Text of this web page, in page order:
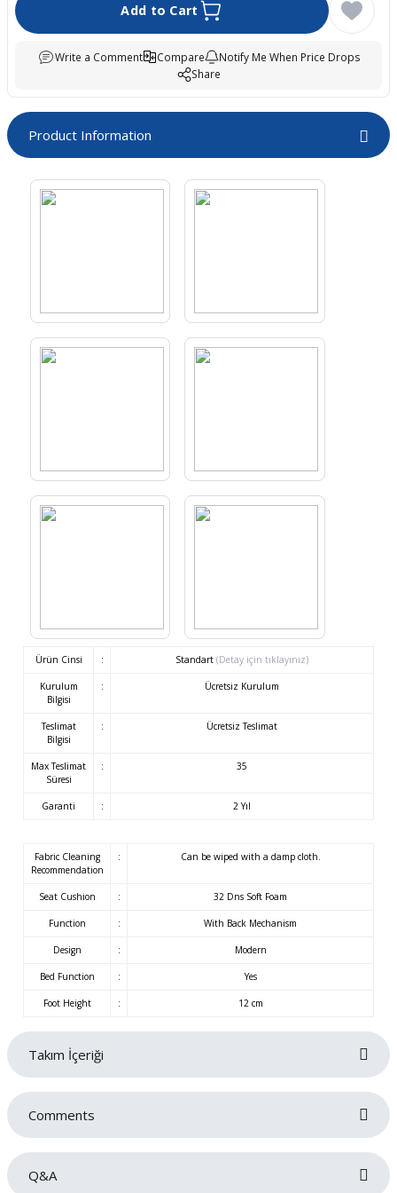
Add to Cart
Write a Comment Compare
Notify Me When Price Drops
Share
Product Information
Ürün Cinsi : Standart (Detay için tıklayınız)
Kurulum
Bilgisi
: Ücretsiz Kurulum
Teslimat
Bilgisi
: Ücretsiz Teslimat
Max Teslimat
Süresi
: 35
Garanti : 2 Yıl
Fabric Cleaning
Recommendation
: Can be wiped with a damp cloth.
Seat Cushion : 32 Dns Soft Foam
Function : With Back Mechanism
Design : Modern
Bed Function : Yes
Foot Height : 12 cm
Takım İçeriği
Comments
Q&A